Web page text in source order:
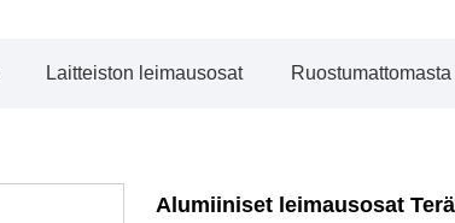
Laitteiston leimausosat
Alumiiniset leimausosat